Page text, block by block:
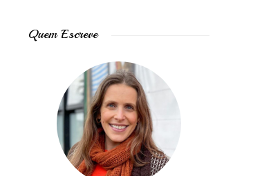
Quem Escreve